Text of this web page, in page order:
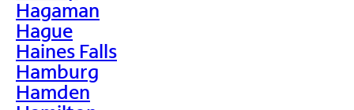
Hagaman
Hague
Haines Falls
Hamburg
Hamden